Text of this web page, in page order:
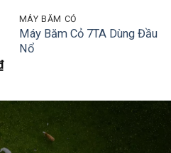
Khoảng
giá:
13,230,000₫
đến
15,750,000₫
MÁY BĂM CỎ
Máy Băm Cỏ 7TA Dùng Đầu
Nổ